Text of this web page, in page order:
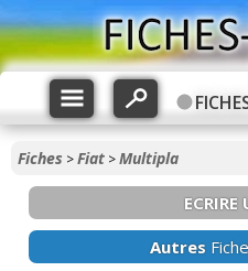
Fiches >Fiat >Multipla
ECRIRE
Autres